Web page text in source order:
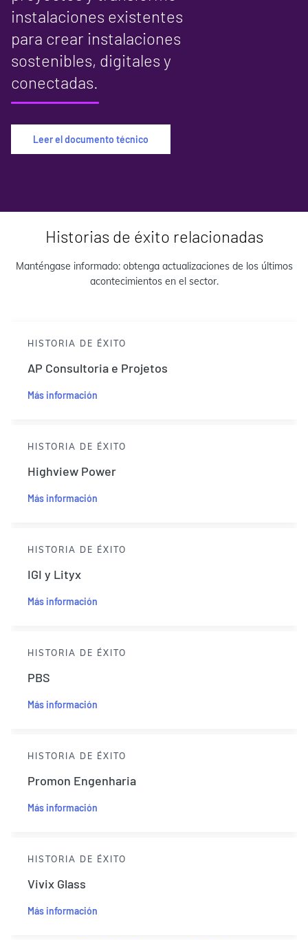
instalaciones existentes
para crear instalaciones
sostenibles, digitales y
conectadas.
Leer el documento técnico
Historias de éxito relacionadas
Manténgase informado: obtenga actualizaciones de los últimos
acontecimientos en el sector.
HISTORIA DE ÉXITO
AP Consultoria e Projetos
Más información
HISTORIA DE ÉXITO
Highview Power
Más información
HISTORIA DE ÉXITO
IGI y Lityx
Más información
HISTORIA DE ÉXITO
PBS
Más información
HISTORIA DE ÉXITO
Promon Engenharia
Más información
HISTORIA DE ÉXITO
Vivix Glass
Más información